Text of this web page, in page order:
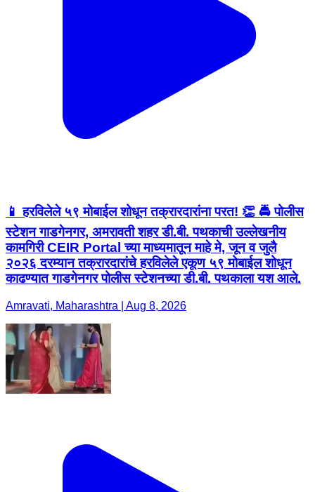
📱 हरविलेले ५९ मोबाईल शोधून तक्रारदारांना परत! 👏 🚔 पोलीस
स्टेशन गाडगेनगर, अमरावती शहर डी.बी. पथकाची उल्लेखनीय
कामगिरी CEIR Portal च्या माध्यमातून माहे मे, जून व जुलै
२०२६ दरम्यान तक्रारदारांचे हरविलेले एकूण ५९ मोबाईल शोधून
काढण्यात गाडगेनगर पोलीस स्टेशनच्या डी.बी. पथकाला यश आले.
Amravati, Maharashtra | Aug 8, 2026